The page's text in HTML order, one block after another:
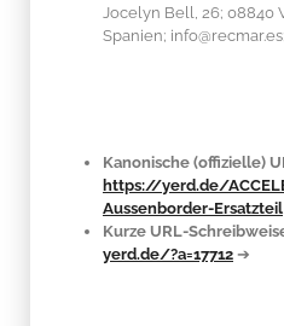
Jocelyn Bell, 26; 08840
Spanien;
Kanonische (offizielle)
https://yerd.de/
Aussenborder-Ersatzteil
Kurze URL-
yerd.de/?a=17712 ➔